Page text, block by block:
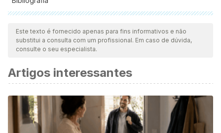
Todas as fontes citadas foram minuciosamente revisadas por
nossa equipe para garantir sua qualidade, confiabilidade,
atualidade e validade. A bibliografia deste artigo foi
cientificamente.
Abreu Reyes J. A. Uso del hexafluoruro de azufre en la
cirugía filtrante del glaucoma.Archivos de la Sociedad
Española de Oftalmología . Febrero 2006. 81 (2).
Castellanos L, Rodríguez M. El efecto de omega 3 en la
Este texto é fornecido apenas para fins informativos e não
substitui a consulta com um profissional. Em caso de dúvida,
consulte o seu especialista.
Artigos interessantes